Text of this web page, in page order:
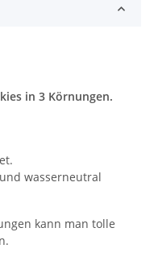
in 3 Körnungen.
wasserneutral
kann man tolle